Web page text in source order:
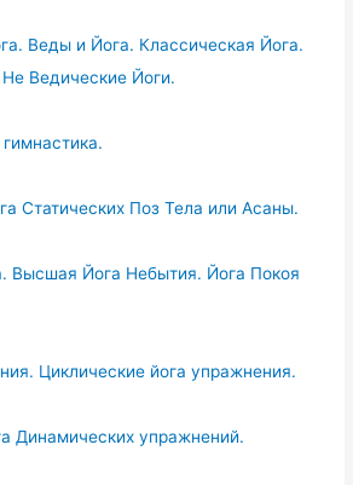
Веды и Йога. Классическая Йога.
Ведические Йоги.
Статических Поз Тела или Асаны.
Высшая Йога Небытия. Йога Покоя
Циклические йога упражнения.
Динамических упражнений.